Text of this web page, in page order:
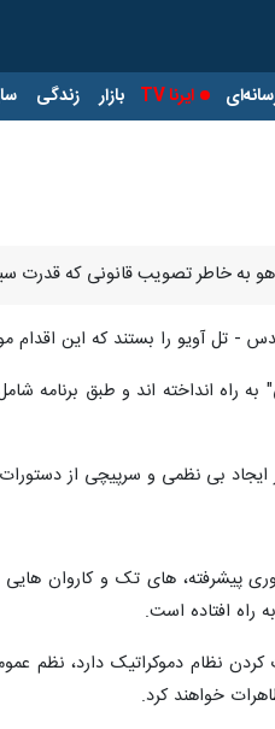
ایرنا TV بازار زندگی